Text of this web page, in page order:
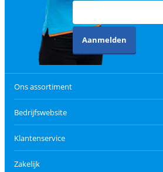
Aanmelden
Ons assortiment
Bedrijfswebsite
Klantenservice
Zakelijk